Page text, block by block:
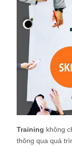
Training không
thông qua quá